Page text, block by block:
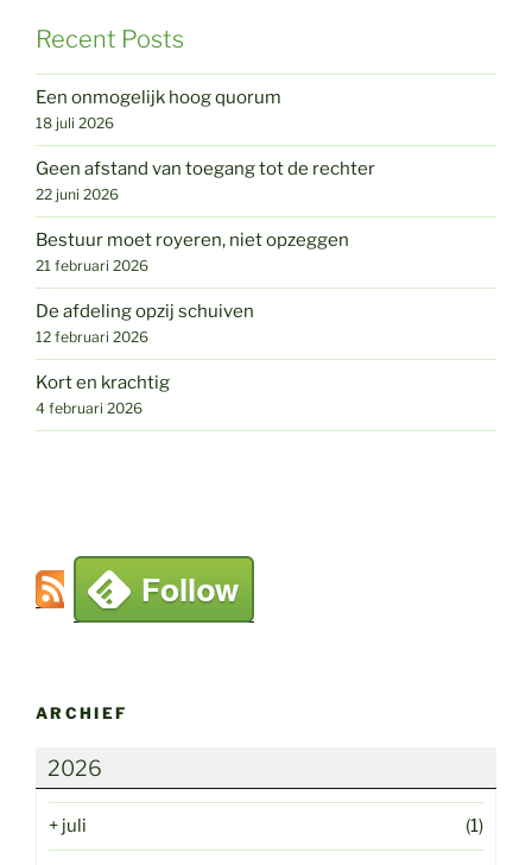
Recent Posts
Een onmogelijk hoog quorum
18 juli 2026
Geen afstand van toegang tot de rechter
22 juni 2026
Bestuur moet royeren, niet opzeggen
21 februari 2026
De afdeling opzij schuiven
12 februari 2026
Kort en krachtig
4 februari 2026
ARCHIEF
2026
+ juli (1)